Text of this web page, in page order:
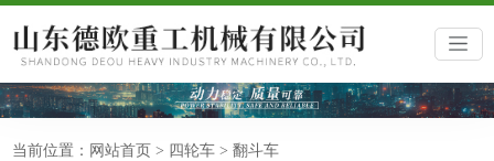
当前位置： 网站首页 > 四轮车> 翻斗车